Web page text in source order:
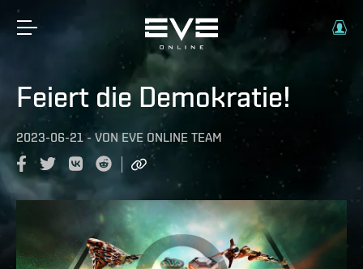
Feiert die Demokratie!
2023-06-21 - VON EVE ONLINE TEAM